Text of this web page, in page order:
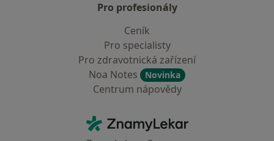
Pro profesionály
Ceník
Pro specialisty
Pro zdravotnická zařízení
Noa Notes
Novinka
Centrum nápovědy
ZnamyLekar - Hlavní stránka